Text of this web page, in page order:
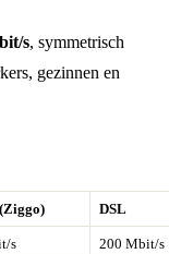
s, symmetrisch
gezinnen en
DSL
s 200 Mbit/s